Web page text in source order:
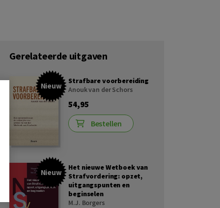
Gerelateerde uitgaven
Nieuw
Strafbare voorbereiding
Anouk van der Schors
54,95
Bestellen
Nieuw
Het nieuwe Wetboek van
Strafvordering: opzet,
uitgangspunten en
beginselen
M.J. Borgers